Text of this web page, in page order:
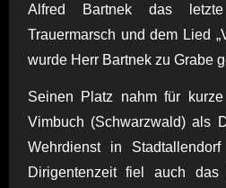
Alfred Bartnek das
Trauermarsch und dem Lied
wurde Herr Bartnek zu Grabe
Seinen Platz nahm für
Vimbuch (Schwarzwald) als
Wehrdienst in
Dirigentenzeit fiel auch das